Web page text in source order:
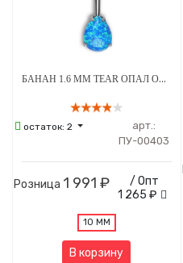
БАНАН 1.6 ММ TEAR ОПАЛ OP-05 5*8 ММ ВНУТРЕННЯЯ РЕЗЬБА ТИТАН
остаток:2
арт.:
ПУ-00403
Розница 1 991 ₽
/ Опт
1 265 ₽
10 ММ
В корзину